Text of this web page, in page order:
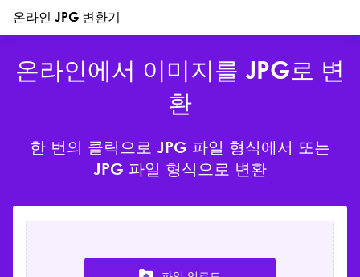
온라인 JPG 변환기
온라인에서 이미지를 JPG로 변
환
한 번의 클릭으로 JPG 파일 형식에서 또는
JPG 파일 형식으로 변환